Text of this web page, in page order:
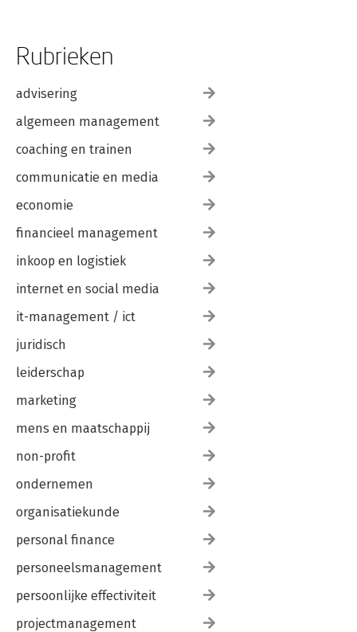
Rubrieken
advisering
algemeen management
coaching en trainen
communicatie en media
economie
financieel management
inkoop en logistiek
internet en social media
it-management / ict
juridisch
leiderschap
marketing
mens en maatschappij
non-profit
ondernemen
organisatiekunde
personal finance
personeelsmanagement
persoonlijke effectiviteit
projectmanagement